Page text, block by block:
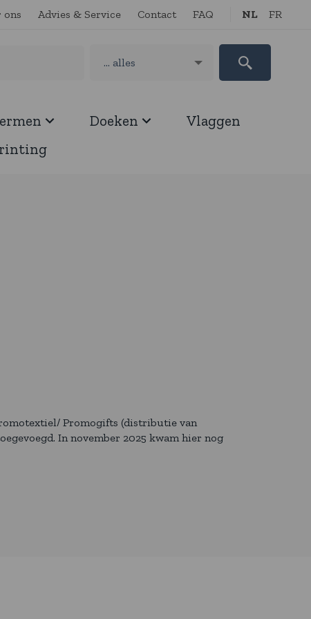
ons Advies & Service Contact FAQ NL FR
Doeken
Vlaggen
Promogifts (distributie van
In november 2025 kwam hier nog